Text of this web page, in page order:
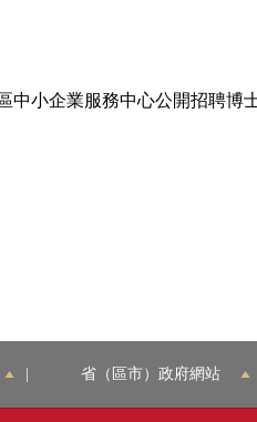
中小企業服務中心公開招聘博
省（區市）政府網站